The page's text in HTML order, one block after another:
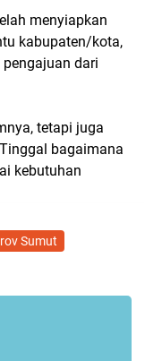
menyiapkan
kabupaten/kota,
dari
tetapi juga
bagaimana
kebutuhan
Sumut